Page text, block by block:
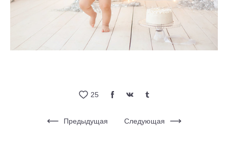
25
Предыдущая Следующая